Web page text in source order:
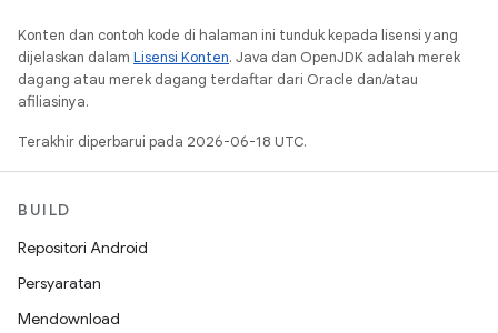
Konten dan contoh kode di halaman ini tunduk kepada lisensi yang
dijelaskan dalam Lisensi Konten. Java dan OpenJDK adalah merek
dagang atau merek dagang terdaftar dari Oracle dan/atau
afiliasinya.
Terakhir diperbarui pada 2026-06-18 UTC.
BUILD
Repositori Android
Persyaratan
Mendownload